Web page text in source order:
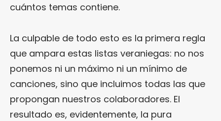
cuántos temas contiene.
La culpable de todo esto es la primera regla
que ampara estas listas veraniegas: no nos
ponemos ni un máximo ni un mínimo de
canciones, sino que incluimos todas las que
propongan nuestros colaboradores. El
resultado es, evidentemente, la pura